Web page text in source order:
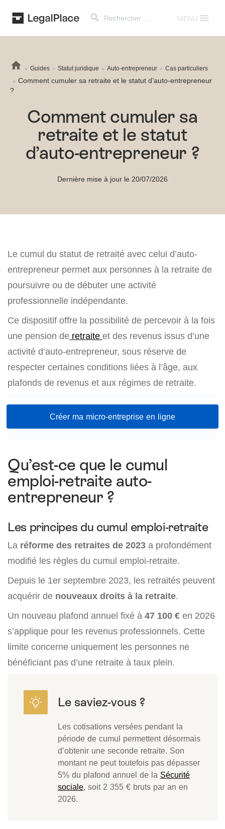
for:
MENU
Guides Statut juridique Auto-entrepreneur Cas particuliers
Comment cumuler sa retraite et le statut d’auto-entrepreneur
?
Comment cumuler sa
retraite et le statut
d’auto-entrepreneur ?
Dernière mise à jour le 20/07/2026
Le cumul du statut de retraité avec celui d’auto-
entrepreneur permet aux personnes à la retraite de
poursuivre ou de débuter une activité
professionnelle indépendante.
Ce dispositif offre la possibilité de percevoir à la fois
une pension de retraite et des revenus issus d’une
activité d’auto-entrepreneur, sous réserve de
respecter certaines conditions liées à l’âge, aux
plafonds de revenus et aux régimes de retraite.
Créer ma micro-entreprise en ligne
Qu’est-ce que le cumul
emploi-retraite auto-
entrepreneur ?
Les principes du cumul emploi-retraite
La réforme des retraites de 2023 a profondément
modifié les règles du cumul emploi-retraite.
Depuis le 1er septembre 2023, les retraités peuvent
acquérir de nouveaux droits à la retraite.
Un nouveau plafond annuel fixé à 47 100 € en 2026
s’applique pour les revenus professionnels. Cette
limite concerne uniquement les personnes ne
bénéficiant pas d’une retraite à taux plein.
Les cotisations versées pendant la
période de cumul permettent désormais
d’obtenir une seconde retraite. Son
montant ne peut toutefois pas dépasser
5% du plafond annuel de la Sécurité
sociale, soit 2 355 € bruts par an en
2026.